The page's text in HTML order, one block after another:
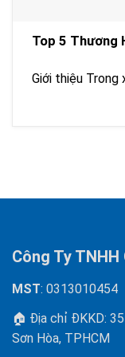
Top 5 Thương
Giới thiệu Trong
Công Ty
MST: 0313010454
🏠 Địa chỉ ĐKKD:
Sơn Hòa, TPHCM